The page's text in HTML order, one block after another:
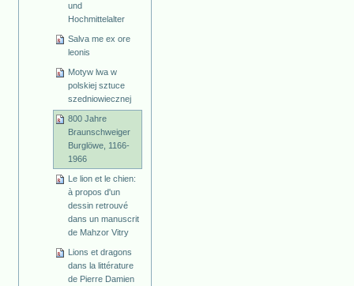
und
Hochmittelalter
Salva me ex ore
leonis
Motyw lwa w
polskiej sztuce
szedniowiecznej
800 Jahre
Braunschweiger
Burglöwe, 1166-
1966
Le lion et le chien:
à propos d'un
dessin retrouvé
dans un manuscrit
de Mahzor Vitry
Lions et dragons
dans la littérature
de Pierre Damien